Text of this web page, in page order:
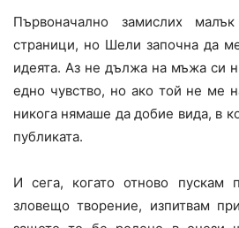
Първоначално замислих
страници, но Шели започна да
идеята. Аз не дължа на мъжа си
едно чувство, но ако той не ме
никога нямаше да добие вида, в
публиката.
И сега, когато отново пускам
зловещо творение, изпитвам